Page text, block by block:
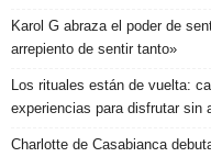
Karol G abraza el poder de
arrepiento de sentir tanto»
Los rituales están de vuelta:
experiencias para disfrutar sin
Charlotte de Casabianca